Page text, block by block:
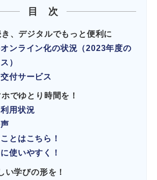
目 次
、デジタルでもっと便利に
ンライン化の状況（2023年度の
）
付サービス
でゆとり時間を！
用状況
とはこちら！
使いやすく！
い学びの形を！